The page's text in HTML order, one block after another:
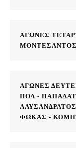
ΑΓΩΝΕΣ
ΜΟΝΤΕΣΑΝΤΟΣ
ΑΓΩΝΕΣ
ΠΟΛ -
ΦΩΚΑΣ -